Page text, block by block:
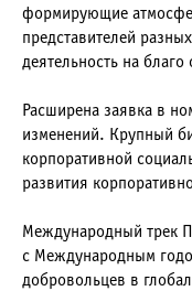
формирующие
представителей
деятельность на
Расширена заявка в
изменений. Крупный
корпоративной
развития
Международный трек
с Международным
добровольцев в